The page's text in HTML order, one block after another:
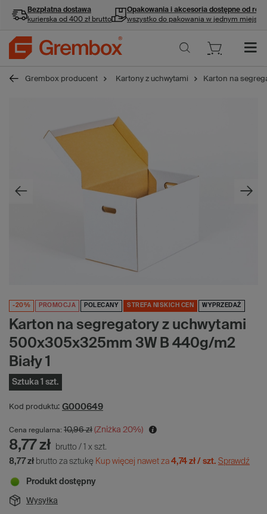
Bezpłatna dostawa
kurierska od 400 zł brutto
Opakowania i akcesoria dostępne od ręki
wszystko do pakowania w jednym miejscu
Grembox producent Kartony z uchwytami Karton na
-20% PROMOCJA POLECANY STREFA NISKICH CEN WYPRZEDAŻ
Karton na segregatory z uchwytami
500x305x325mm 3W B 440g/m2
Biały 1
Sztuka 1 szt.
Kod produktu: G000649
Cena regularna: 10,96 zł (Zniżka 20%)
8,77 zł brutto / 1 x szt.
8,77 zł brutto za sztukę Kup więcej nawet za 4,74 zł / szt. Sprawdź
Produkt dostępny
Wysyłka